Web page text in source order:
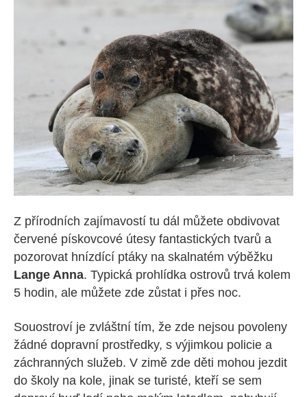
Z přírodních zajímavostí tu dál můžete obdivovat
červené pískovcové útesy fantastických tvarů a
pozorovat hnízdící ptáky na skalnatém výběžku
Lange Anna. Typická prohlídka ostrovů trvá kolem
5 hodin, ale můžete zde zůstat i přes noc.
Souostroví je zvláštní tím, že zde nejsou povoleny
žádné dopravní prostředky, s výjimkou policie a
záchranných služeb. V zimě zde děti mohou jezdit
do školy na kole, jinak se turisté, kteří se sem